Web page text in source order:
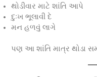
થોડીવાર માટે શાંતિ આપે
દુઃખ ભૂલાવી દે
મન હળવું લાગે
પણ આ શાંતિ માત્ર થોડા